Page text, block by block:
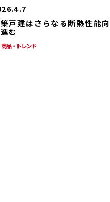
戸建はさらなる断熱性能向
進む
商品・トレンド